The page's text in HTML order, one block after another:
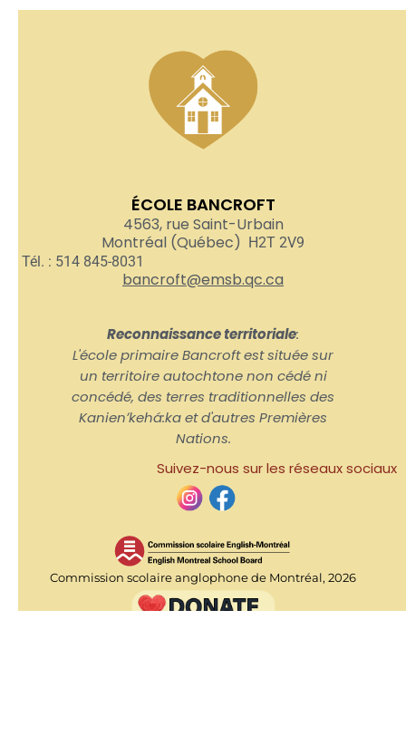
ÉCOLE BANCROFT
4563, rue Saint-Urbain
Montréal (Québec) H2T 2V9
Tél. : 514 845-8031
bancroft@emsb.qc.ca
Reconnaissance territoriale:
L'école primaire Bancroft est située sur
un territoire autochtone non cédé ni
concédé, des terres traditionnelles des
Kanienʼkehá:ka et d'autres Premières
Nations.
Suivez-nous sur les réseaux sociaux
Commission scolaire anglophone de Montréal, 2026